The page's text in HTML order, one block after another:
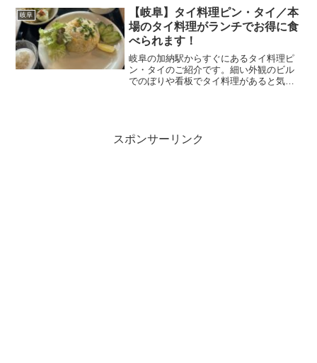
そばもあり基本美味しいような情報では
ありましたが、とりあえず...
岐阜
【岐阜】タイ料理ピン・タイ／本
場のタイ料理がランチでお得に食
べられます！
岐阜の加納駅からすぐにあるタイ料理ピ
ン・タイのご紹介です。細い外観のビル
でのぼりや看板でタイ料理があると気付
スポンサーリンク